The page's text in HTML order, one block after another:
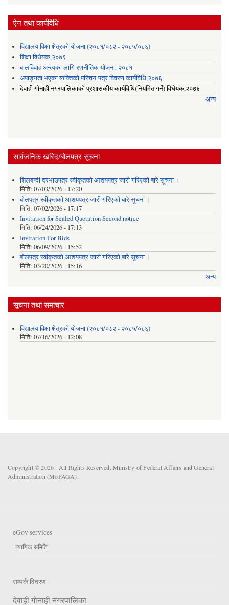
ऐन तथा कार्यविधि
विद्यालय विक्षा क्षेत्रको योजना (२०८१/०८२ - २०८५/०८६)
शिक्षा विधेयक,२०७९
बालविवाह अन्त्यका लागि रणनीतिक योजना, २०८१
अपाङ्गता भएका व्यक्तिको परिचय-पत्र विवरण कार्यविधि,२०७६
देवाही गोनाही नगरपालिकाको प्रशासकीय कार्यविधि(नियमित गर्ने) विधेयक,२०७६
अन्य
सार्वजनिक खरिद/बोलपत्र सूचना
शिलबन्दी दरभाउपत्र स्वीकृतको आशयपत्र जारी गरिएको बारे सूचना ।
मिति: 07/03/2026 - 17:20
बोलपत्र स्वीकृतको आशयपत्र जारी गरिएको बारे सूचना ।
मिति: 07/02/2026 - 17:17
Invitation for Sealed Quotation Second notice
मिति: 06/24/2026 - 17:13
Invitation For Bids
मिति: 06/09/2026 - 15:52
बोलपत्र स्वीकृतको आशयपत्र जारी गरिएको बारे सूचना ।
मिति: 03/20/2026 - 15:16
अन्य
सूचना तथा समाचार
विद्यालय विक्षा क्षेत्रको योजना (२०८१/०८२ - २०८५/०८६)
मिति: 07/16/2026 - 12:08
Copyright © 2026 . All Rights Reserved. Ministry of Federal Affairs and General
Administration (MoFAGA).
eGov services
न्यायिक समिति
सम्पर्क विवरण
देवाही गाेनाही नगरपालिका